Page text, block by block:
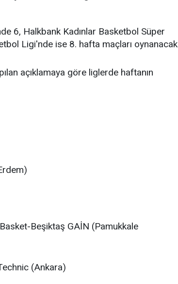
6, Halkbank Kadınlar Basketbol Süper
Ligi'nde ise 8. hafta maçları oynanacak
açıklamaya göre liglerde haftanın
Beşiktaş GAİN (Pamukkale
(Ankara)